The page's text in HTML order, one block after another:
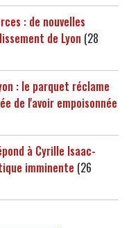
: de nouvelles
de Lyon (28
: le parquet réclame
de l'avoir empoisonnée
à Cyrille Isaac-
imminente (26